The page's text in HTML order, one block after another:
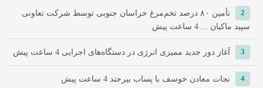
2
تأمین ۸۰ درصد تخم‌مرغ خراسان جنوبی توسط شرکت تعاونی
سپید ماکیان ... 4 ساعت پیش
3 آغاز دور جدید ممیزی انرژی در دستگاه‌های اجرایی 4 ساعت پیش
4 نجات معادن خوسف با پساب بیرجند 4 ساعت پیش